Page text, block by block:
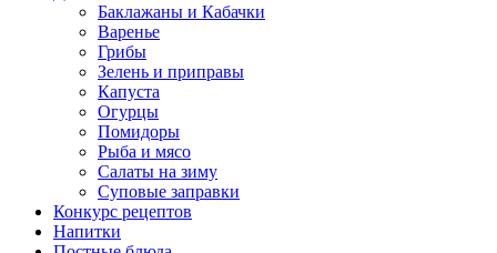
Баклажаны и Кабачки
Варенье
Грибы
Зелень и приправы
Капуста
Огурцы
Помидоры
Рыба и мясо
Салаты на зиму
Суповые заправки
Конкурс рецептов
Напитки